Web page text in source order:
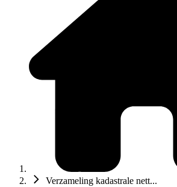
Verzameling kadastrale nett...